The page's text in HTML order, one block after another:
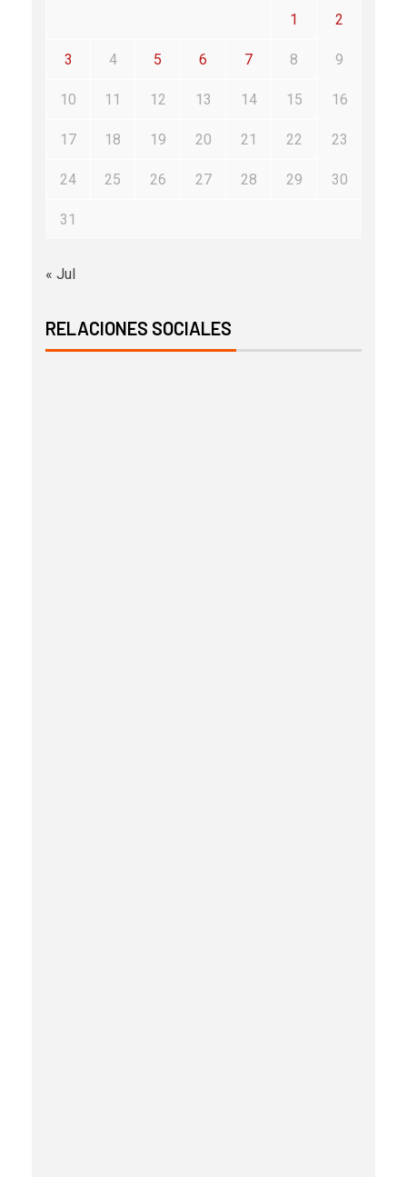
1 2
3 4 5 6 7 8 9
10 11 12 13 14 15 16
17 18 19 20 21 22 23
24 25 26 27 28 29 30
31
« Jul
RELACIONES SOCIALES